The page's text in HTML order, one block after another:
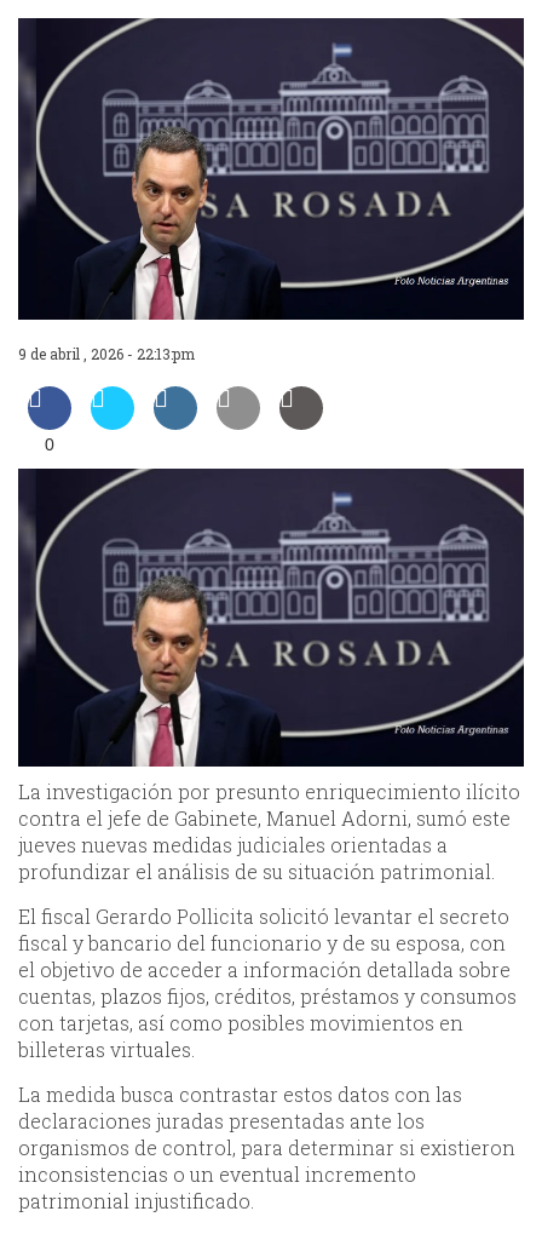
9 de abril , 2026 - 22:13:pm
0
La investigación por presunto enriquecimiento ilícito
contra el jefe de Gabinete, Manuel Adorni, sumó este
jueves nuevas medidas judiciales orientadas a
profundizar el análisis de su situación patrimonial.
El fiscal Gerardo Pollicita solicitó levantar el secreto
fiscal y bancario del funcionario y de su esposa, con
el objetivo de acceder a información detallada sobre
cuentas, plazos fijos, créditos, préstamos y consumos
con tarjetas, así como posibles movimientos en
billeteras virtuales.
La medida busca contrastar estos datos con las
declaraciones juradas presentadas ante los
organismos de control, para determinar si existieron
inconsistencias o un eventual incremento
patrimonial injustificado.